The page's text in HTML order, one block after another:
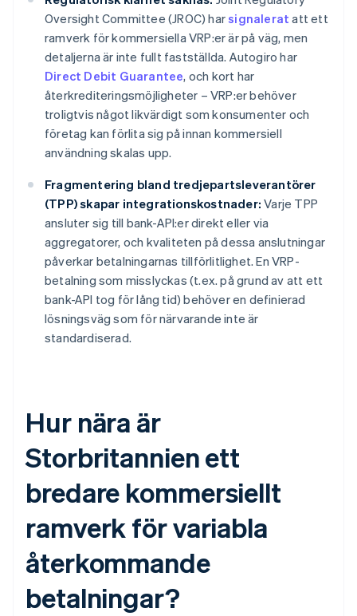
Oversight Committee (JROC) harsignalerat att ett
ramverk för kommersiella VRP:er är på väg, men
detaljerna är inte fullt fastställda. Autogiro har
Direct Debit Guarantee, och kort har
återkrediteringsmöjligheter – VRP:er behöver
troligtvis något likvärdigt som konsumenter och
företag kan förlita sig på innan kommersiell
användning skalas upp.
Fragmentering bland tredjepartsleverantörer
(TPP) skapar integrationskostnader: Varje TPP
ansluter sig till bank-API:er direkt eller via
aggregatorer, och kvaliteten på dessa anslutningar
påverkar betalningarnas tillförlitlighet. En VRP-
betalning som misslyckas (t.ex. på grund av att ett
bank-API tog för lång tid) behöver en definierad
lösningsväg som för närvarande inte är
standardiserad.
Hur nära är
Storbritannien ett
bredare kommersiellt
ramverk för variabla
återkommande
betalningar?